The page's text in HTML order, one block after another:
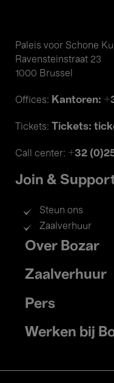
Paleis voor Schone
Ravensteinstraat 23
1000 Brussel
Offices: Kantoren:
Tickets: Tickets:
Call center: +32
Join &
Steun ons
Zaalverhuur
Footer
menu
Over Bozar
Zaalverhuur
Pers
Werken bij